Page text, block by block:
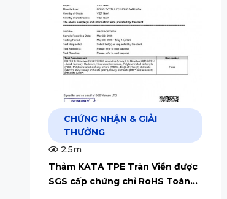
CHỨNG NHẬN & GIẢI
THƯỞNG
2.5m
Thảm KATA TPE Tràn Viền được
SGS cấp chứng chỉ RoHS Toàn